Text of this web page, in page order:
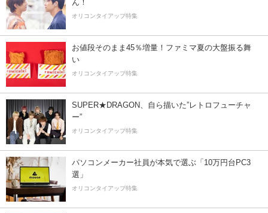
ん！
オリコンタイアップ特集
お値段そのまま45％増量！ファミマ夏の大盤振る舞
い
オリコンタイアップ特集
SUPER★DRAGON、自ら描いた”レトロフューチャ
ー”
オリコンタイアップ特集
パソコンメーカー社員が本気で選ぶ「10万円台PC3
選」
オリコンタイアップ特集